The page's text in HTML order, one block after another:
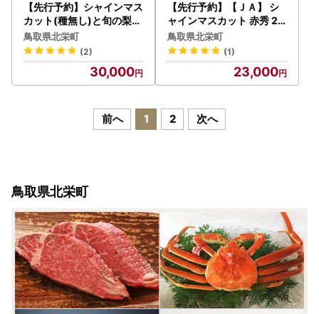
【先行予約】シャインマス
カット(種無し)と旬の梨セ
ット 大 ※2026年8月下旬
～9月下旬頃に順次発送予
定 梨
鳥取県北栄町
(2)
30,000
【先行予約】【ＪＡ】 シ
ャインマスカット 赤秀 2k
g箱（3～5房入） ※着日指
定不可 ※離島への配送不
可 ※2026年9月初旬頃
～9月中旬頃に順次発送予
定 【シャインマスカット
くだもの 鳥取県 北栄町 お
すすめ 人気】
鳥取県北栄町
(1)
23,000
前へ 1 2 次へ
鳥取県北栄町